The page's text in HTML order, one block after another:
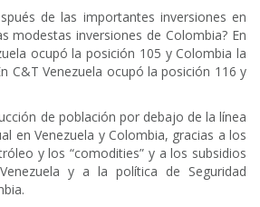
de las importantes inversiones en
modestas inversiones de Colombia? En
ocupó la posición 105 y Colombia la
C&T Venezuela ocupó la posición 116 y
de población por debajo de la línea
en Venezuela y Colombia, gracias a los
y los “comodities” y a los subsidios
y a la política de Seguridad